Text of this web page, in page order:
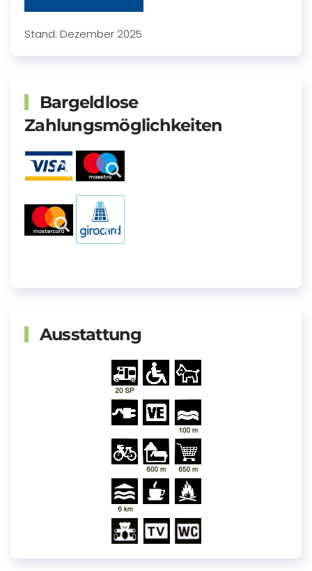
Stand: Dezember 2025
Bargeldlose
Zahlungsmöglichkeiten
Ausstattung